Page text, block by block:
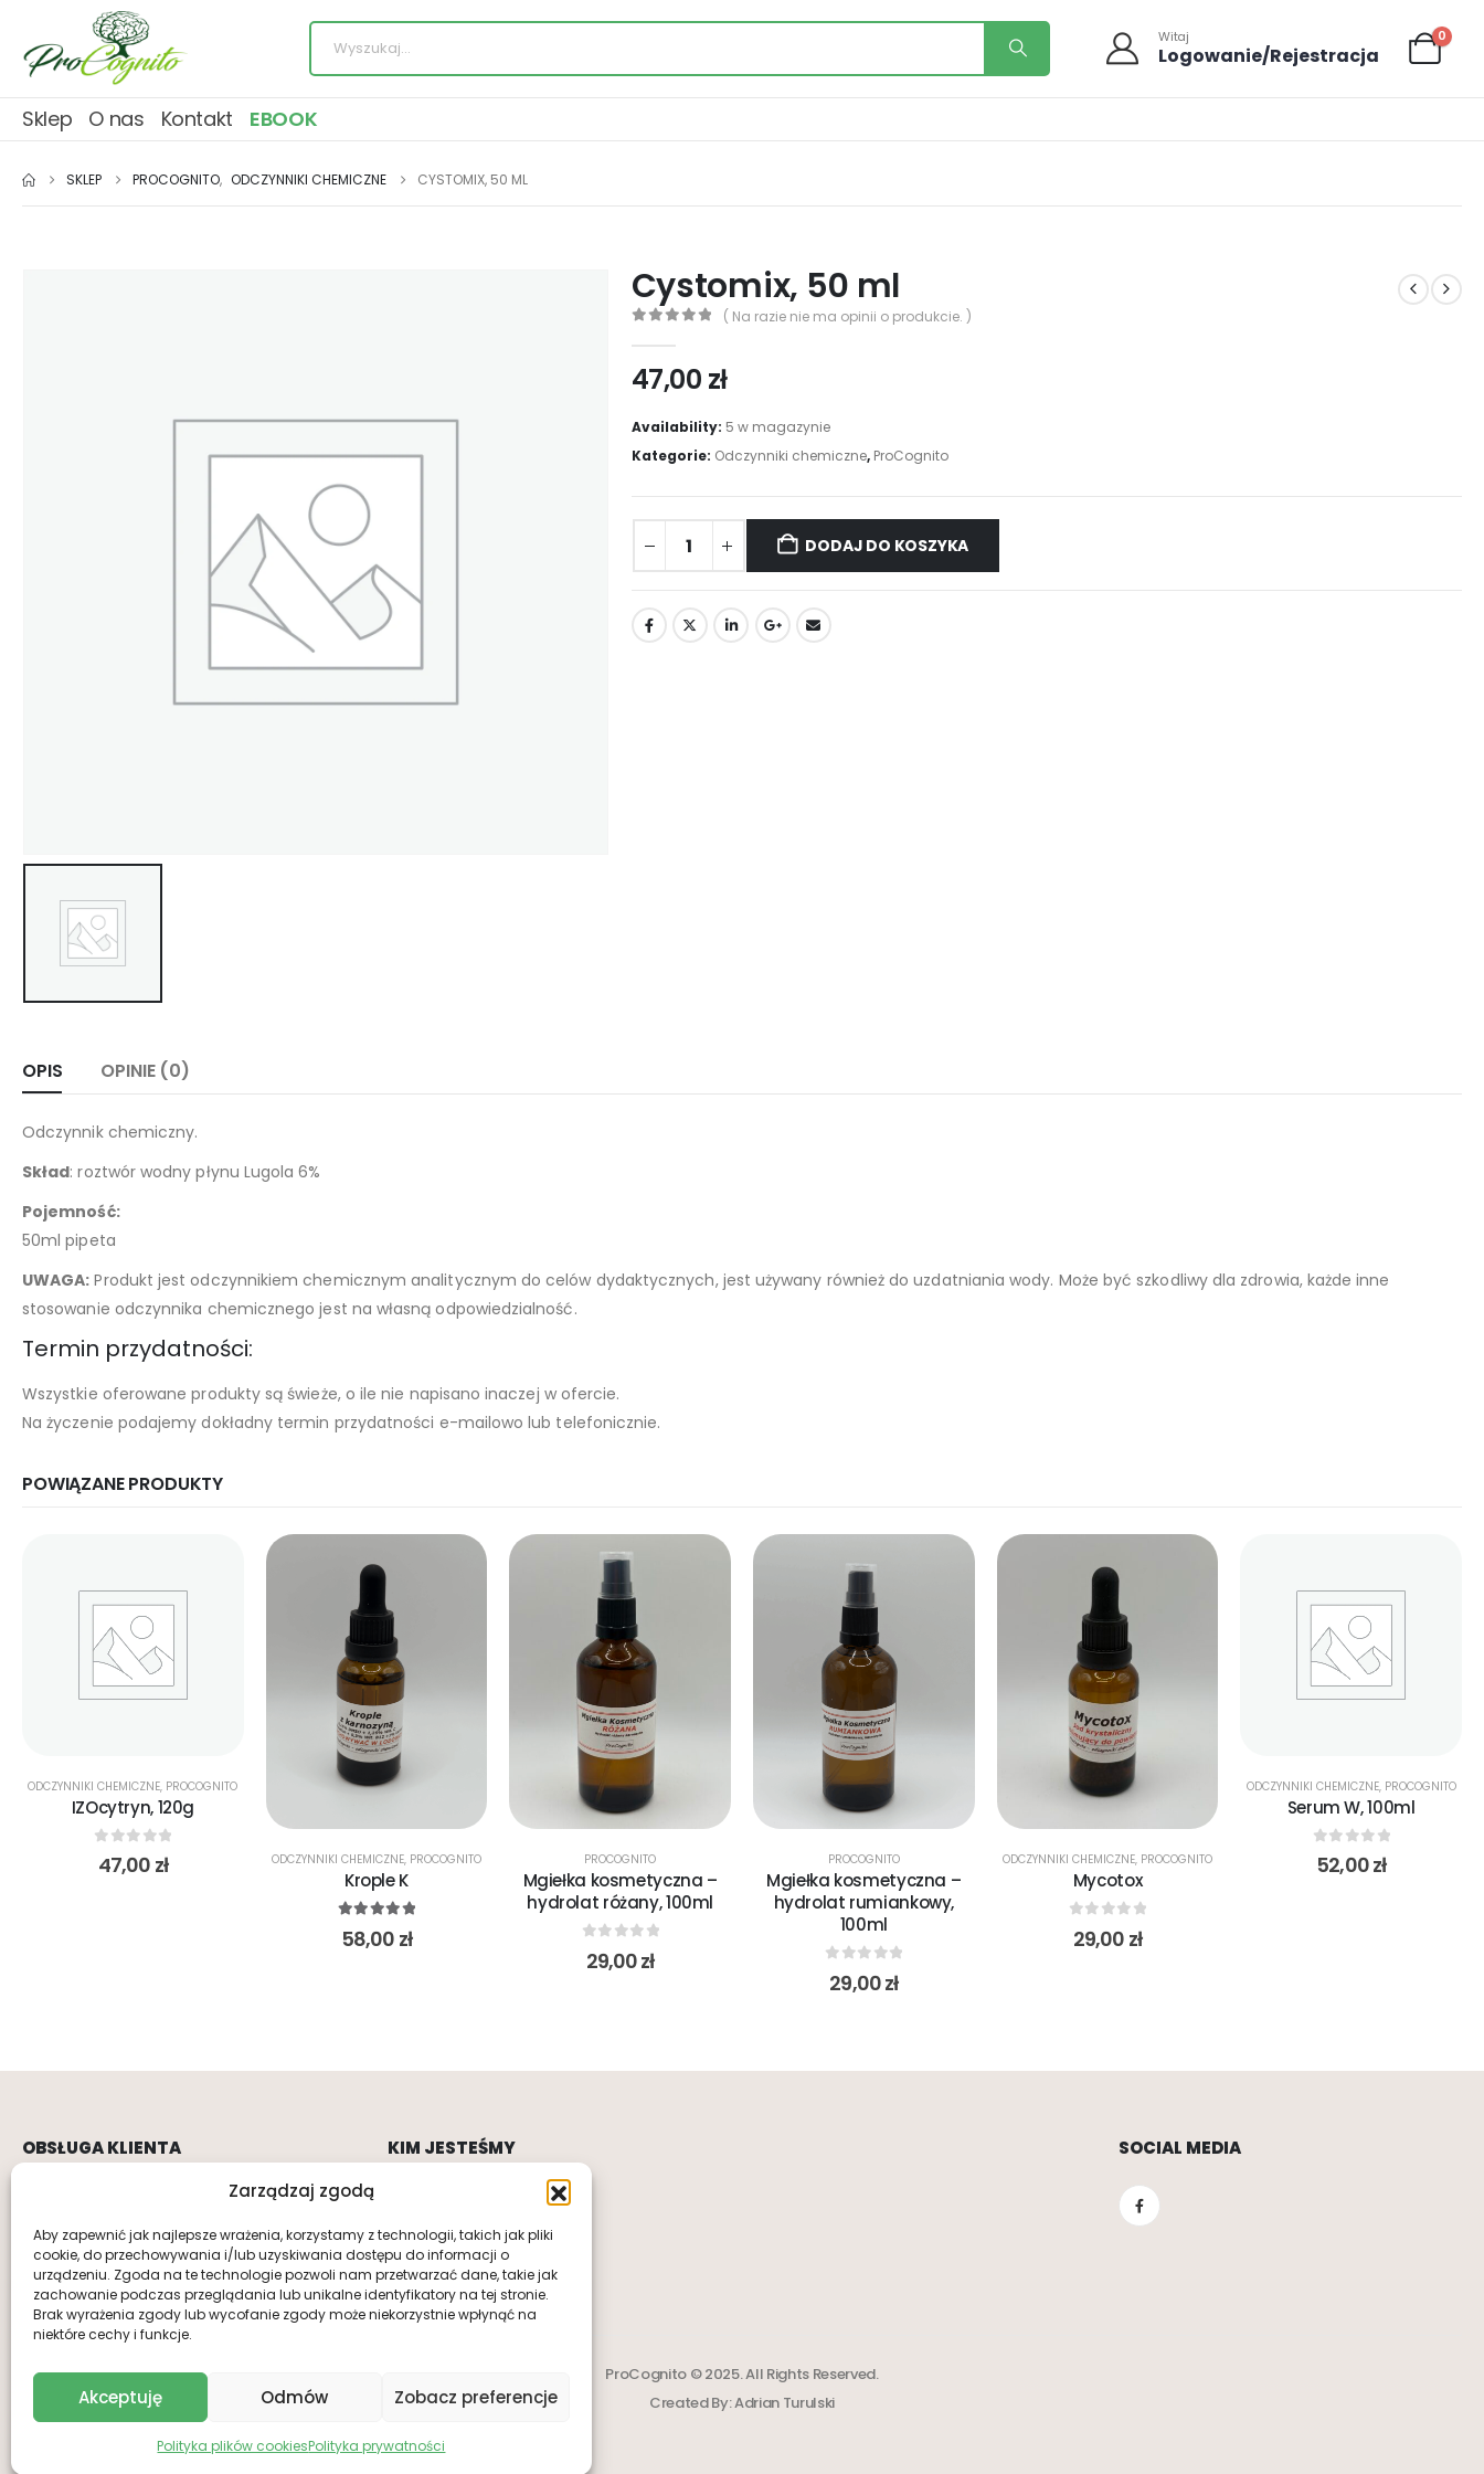
Zarządzaj zgodą
Aby zapewnić jak najlepsze wrażenia, korzystamy z technologii, takich jak pliki
cookie, do przechowywania i/lub uzyskiwania dostępu do informacji o
urządzeniu. Zgoda na te technologie pozwoli nam przetwarzać dane, takie jak
zachowanie podczas przeglądania lub unikalne identyfikatory na tej stronie.
Brak wyrażenia zgody lub wycofanie zgody może niekorzystnie wpłynąć na
niektóre cechy i funkcje.
Akceptuję Odmów Zobacz preferencje
Polityka plików cookiesPolityka prywatności
Witaj
Logowanie/Rejestracja
0
Sklep O nas Kontakt EBOOK
SKLEP PROCOGNITO, ODCZYNNIKI CHEMICZNE CYSTOMIX, 50 ML
Cystomix, 50 ml
( Na razie nie ma opinii o produkcie. )
47,00 zł
Availability: 5 w magazynie
Kategorie: Odczynniki chemiczne, ProCognito
DODAJ DO KOSZYKA
OPIS OPINIE (0)
Odczynnik chemiczny.
Skład: roztwór wodny płynu Lugola 6%
Pojemność:
50ml pipeta
UWAGA: Produkt jest odczynnikiem chemicznym analitycznym do celów dydaktycznych, jest używany również do uzdatniania wody. Może być szkodliwy dla zdrowia, każde inne
stosowanie odczynnika chemicznego jest na własną odpowiedzialność.
Termin przydatności:
Wszystkie oferowane produkty są świeże, o ile nie napisano inaczej w ofercie.
Na życzenie podajemy dokładny termin przydatności e-mailowo lub telefonicznie.
POWIĄZANE PRODUKTY
ODCZYNNIKI CHEMICZNE, PROCOGNITO
IZOcytryn, 120g
out of 5
47,00 zł ODCZYNNIKI CHEMICZNE, PROCOGNITO
Krople K
5.00 out of 5
58,00 zł
PROCOGNITO
Mgiełka kosmetyczna –
hydrolat różany, 100ml
out of 5
29,00zł
PROCOGNITO
Mgiełka kosmetyczna –
hydrolat rumiankowy,
100ml
out of 5
29,00zł
ODCZYNNIKI CHEMICZNE, PROCOGNITO
Mycotox
out of 5
29,00 zł
ODCZYNNIKI CHEMICZNE, PROCOGNITO
Serum W, 100ml
0out of 5
52,00zł
OBSŁUGA KLIENTA
Polityka prywatności
Dostawa i płatność
KIM JESTEŚMY
Kontakt
SOCIAL MEDIA
ProCognito © 2025. All Rights Reserved.
Created By:Adrian Turulski